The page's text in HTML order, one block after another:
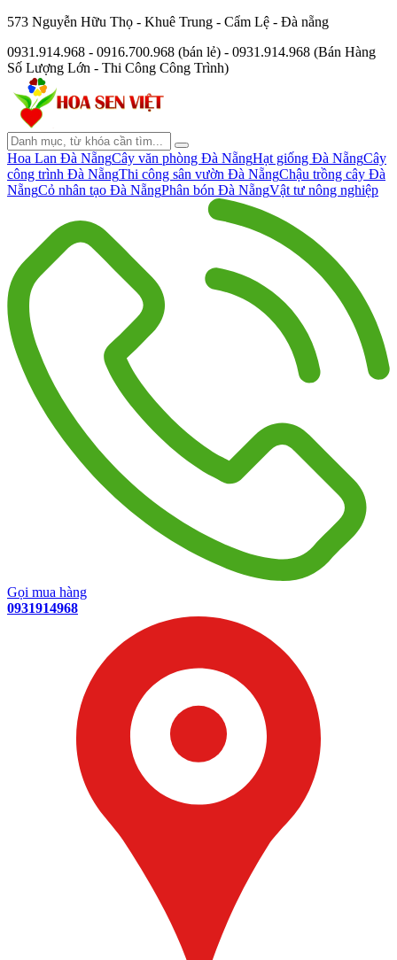
573 Nguyễn Hữu Thọ - Khuê Trung - Cẩm Lệ - Đà nẵng
0931.914.968 - 0916.700.968 (bán lẻ) - 0931.914.968 (Bán Hàng
Số Lượng Lớn - Thi Công Công Trình)
Hoa Lan Đà NẵngCây văn phòng Đà NẵngHạt giống Đà NẵngCây
công trình Đà NẵngThi công sân vườn Đà NẵngChậu trồng cây Đà
NẵngCỏ nhân tạo Đà NẵngPhân bón Đà NẵngVật tư nông nghiệp
Gọi mua hàng
0931914968